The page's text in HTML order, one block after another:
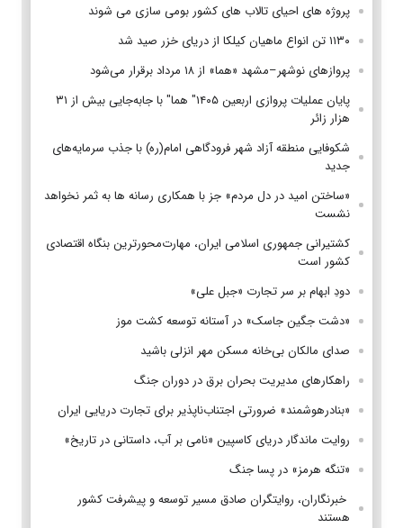
پروژه های احیای تالاب های کشور بومی سازی می شوند
۱۱۳۰ تن انواع ماهیان کیلکا از دریای خزر صید شد
پروازهای نوشهر–مشهد «هما» از ۱۸ مرداد برقرار می‌شود
پایان عملیات پروازی اربعین ۱۴۰۵" هما" با جابه‌جایی بیش از ۳۱
هزار زائر
شکوفایی منطقه آزاد شهر فرودگاهی امام(ره) با جذب سرمایه‌های
جدید
«ساختن امید در دل مردم» جز با همکاری رسانه ها به ثمر نخواهد
نشست
کشتیرانی جمهوری اسلامی ایران، مهارت‌محورترین بنگاه اقتصادی
کشور است
دودِ ابهام بر سر تجارت «جبل علی»
«دشت جگین جاسک» در آستانه توسعه کشت موز
صدای مالکان بی‌خانه مسکن مهر انزلی باشید
راهکارهای مدیریت بحران برق در دوران جنگ
«بنادرهوشمند» ضرورتی اجتناب‌ناپذیر برای تجارت دریایی ایران
روایت ماندگار دریای کاسپین «نامی بر آب، داستانی در تاریخ»
«تنگه هرمز» در پسا جنگ
‌ خبرنگاران، روایتگران صادق مسیر توسعه و پیشرفت کشور
هستند